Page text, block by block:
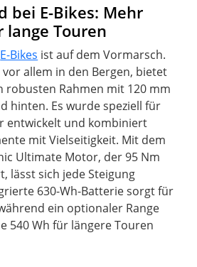
bei E-Bikes: Mehr
Touren
E-Bikes ist auf dem Vormarsch.
vor allem in den Bergen, bietet
robusten Rahmen mit 120 mm
hinten. Es wurde speziell für
entwickelt und kombiniert
mit Vielseitigkeit. Mit dem
Ultimate Motor, der 95 Nm
lässt sich jede Steigung
630-Wh-Batterie sorgt für
ein optionaler Range
540 Wh für längere Touren